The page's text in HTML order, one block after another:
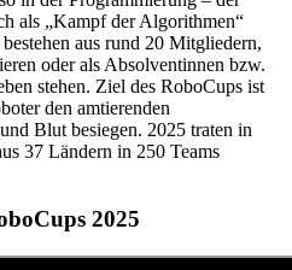
als „Kampf der Algorithmen“
aus rund 20 Mitgliedern,
oder als Absolventinnen bzw.
stehen. Ziel des RoboCups ist
den amtierenden
Blut besiegen. 2025 traten in
37 Ländern in 250 Teams
2025